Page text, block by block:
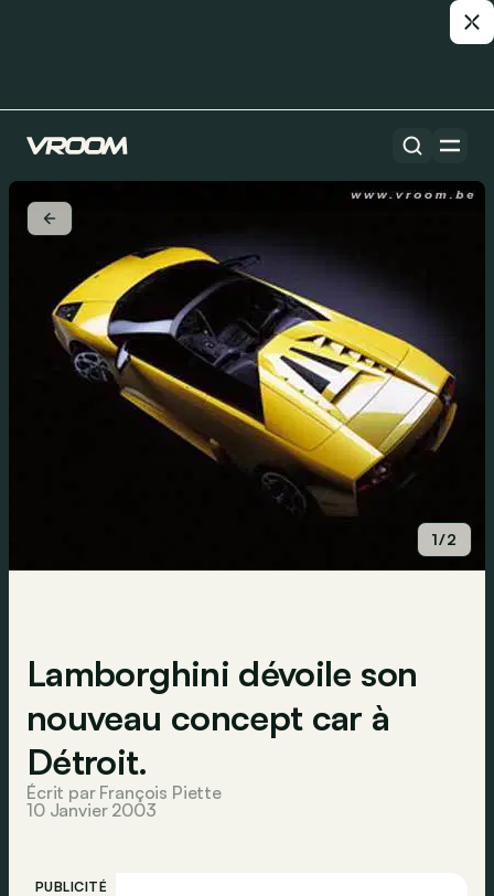
1/2
Lamborghini dévoile son
nouveau concept car à
Détroit.
Écrit par François Piette
10 Janvier 2003
PUBLICITÉ